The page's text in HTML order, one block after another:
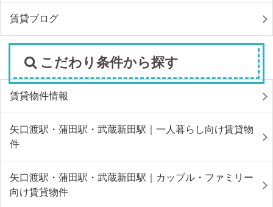
賃貸ブログ
こだわり条件から探す
賃貸物件情報
矢口渡駅・蒲田駅・武蔵新田駅｜一人暮らし向け賃貸物
件
矢口渡駅・蒲田駅・武蔵新田駅｜カップル・ファミリー
向け賃貸物件